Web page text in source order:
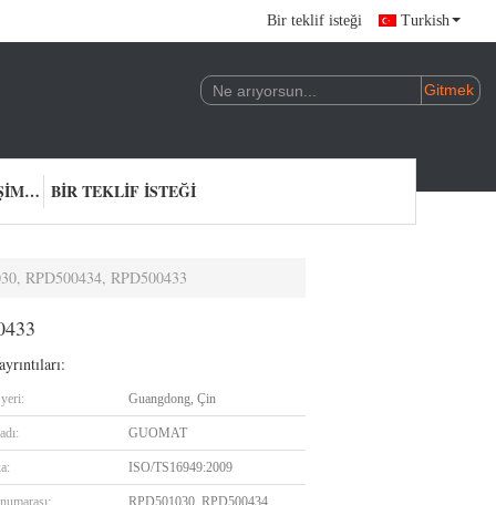
Bir teklif isteği Turkish
BIZIMLE ILETIŞIME GEÇIN BIR TEKLIF ISTEĞI
RPD500434, RPD500433
Guangdong, Çin
GUOMAT
ISO/TS16949:2009
RPD501030, RPD500434